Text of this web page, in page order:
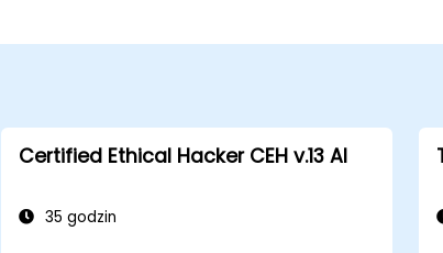
Certified Ethical Hacker CEH v.13 AI
35 godzin